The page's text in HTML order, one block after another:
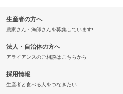
生産者の方へ
農家さん・漁師さんを募集しています!
法人・自治体の方へ
アライアンスのご相談はこちらから
採用情報
生産者と食べる人をつなぎたい